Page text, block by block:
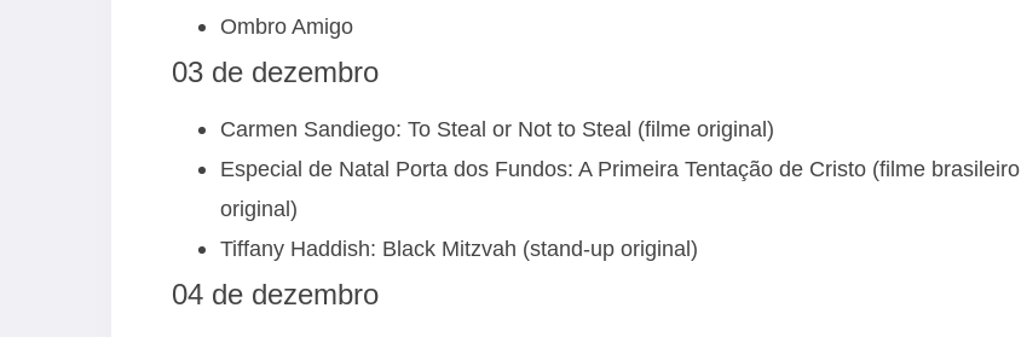
Ombro Amigo
03 de dezembro
Carmen Sandiego: To Steal or Not to Steal (filme original)
Especial de Natal Porta dos Fundos: A Primeira Tentação de Cristo (filme brasileiro
original)
Tiffany Haddish: Black Mitzvah (stand-up original)
04 de dezembro